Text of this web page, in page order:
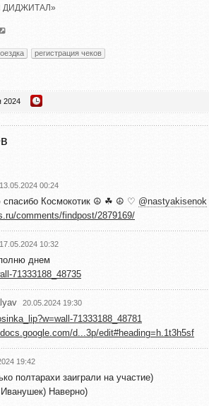
ДИДЖИТАЛ»
регистрация чеков
2024
13.05.2024 00:24
спасибо Космокотик ☮ ☘ ☮ ♡ @nastyakisenok
comments/findpost/2879169/
17.05.2024 10:32
днем
71333188_48735
20.05.2024 19:30
71333188_48781
d...3p/edit#heading=h.1t3h5sf
19:42
полтарахи заиграли на участие)
Наверно)